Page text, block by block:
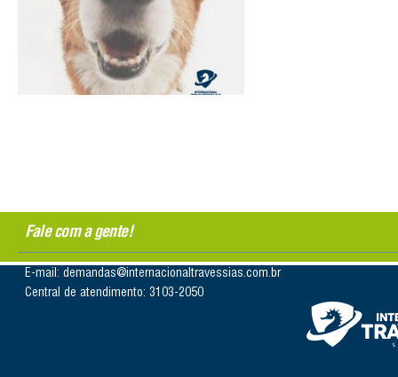
Fale com a gente!
E-mail: demandas@internacionaltravessias.com.br
Central de atendimento: 3103-2050